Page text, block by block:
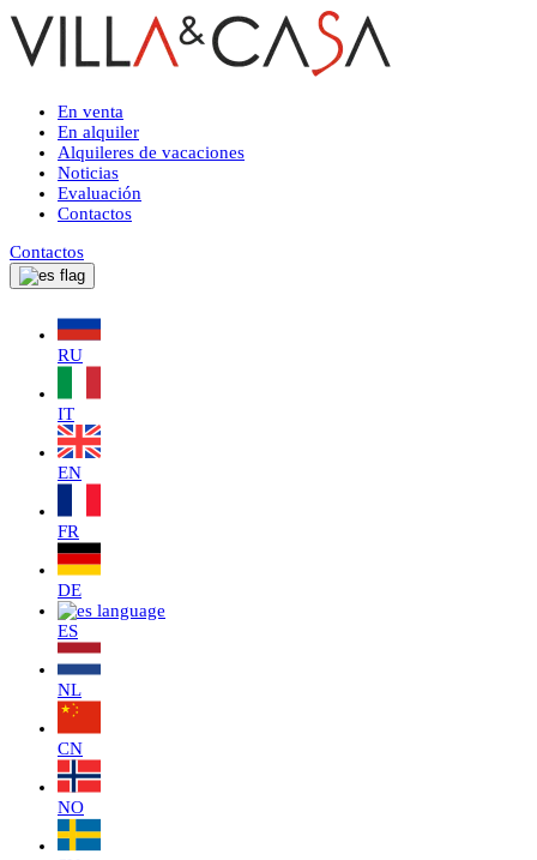
En venta
En alquiler
Alquileres de vacaciones
Noticias
Evaluación
Contactos
Contactos
RU
IT
EN
FR
DE
ES
NL
CN
NO